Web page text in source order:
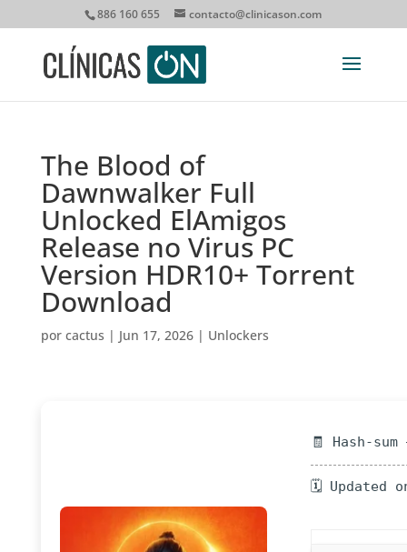
886 160 655 contacto@clinicason.com
The Blood of
Dawnwalker Full
Unlocked ElAmigos
Release no Virus PC
Version HDR10+ Torrent
Download
por cactus | Jun 17, 2026| Unlockers
🧾 Hash-sum
🗓 Updated